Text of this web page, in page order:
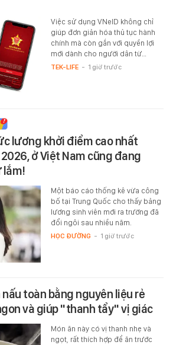
Việc sử dụng VNeID không chỉ
giúp đơn giản hóa thủ tục hành
chính mà còn gắn với quyền lợi
mới dành cho người dân từ…
TEK-LIFE - 1 giờ trước
lương khởi điểm cao nhất
ở Việt Nam cũng đang
lắm!
Một báo cáo thống kê vừa công
bố tại Trung Quốc cho thấy bảng
lương sinh viên mới ra trường đã
đổi ngôi sau nhiều năm.
HỌC ĐƯỜNG - 1 giờ trước
toàn bằng nguyên liệu rẻ
và giúp "thanh tẩy" vị giác
Món ăn này có vị thanh nhẹ và
ngọt, rất thích hợp để ăn trước